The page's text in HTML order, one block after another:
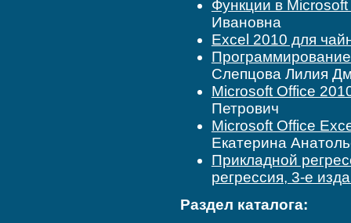
Функции в
Ивановна
Excel 2010 для
Слепцова Лилия
Microsoft Office
Петрович
Microsoft Office
Екатерина
Прикладной
регрессия, 3-е
Раздел каталога: